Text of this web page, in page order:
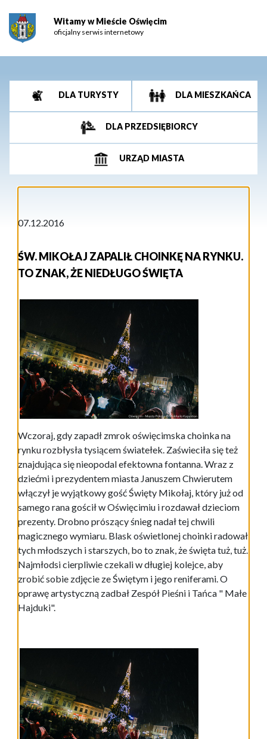
Witamy w Mieście Oświęcim
oficjalny serwis internetowy
DLA TURYSTY DLA MIESZKAŃCA
DLA PRZEDSIĘBIORCY
URZĄD MIASTA
07.12.2016
ŚW. MIKOŁAJ ZAPALIŁ CHOINKĘ NA RYNKU.
TO ZNAK, ŻE NIEDŁUGO ŚWIĘTA
Wczoraj, gdy zapadł zmrok oświęcimska choinka na
rynku rozbłysła tysiącem światełek. Zaświeciła się też
znajdująca się nieopodal efektowna fontanna. Wraz z
dziećmi i prezydentem miasta Januszem Chwierutem
włączył je wyjątkowy gość Święty Mikołaj, który już od
samego rana gościł w Oświęcimiu i rozdawał dzieciom
prezenty. Drobno prószący śnieg nadał tej chwili
magicznego wymiaru. Blask oświetlonej choinki radował
tych młodszych i starszych, bo to znak, że święta tuż, tuż.
Najmłodsi cierpliwie czekali w długiej kolejce, aby
zrobić sobie zdjęcie ze Świętym i jego reniferami. O
oprawę artystyczną zadbał Zespół Pieśni i Tańca " Małe
Hajduki".